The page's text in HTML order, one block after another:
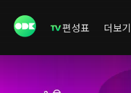
편성표 더보기